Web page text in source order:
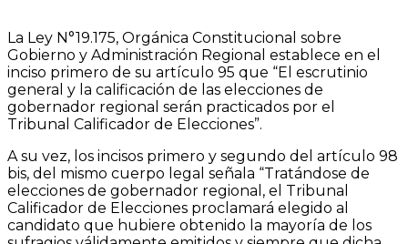
La Ley N°19.175, Orgánica Constitucional sobre
Gobierno y Administración Regional establece en el
inciso primero de su artículo 95 que “El escrutinio
general y la calificación de las elecciones de
gobernador regional serán practicados por el
Tribunal Calificador de Elecciones”.
A su vez, los incisos primero y segundo del artículo 98
bis, del mismo cuerpo legal señala “Tratándose de
elecciones de gobernador regional, el Tribunal
Calificador de Elecciones proclamará elegido al
candidato que hubiere obtenido la mayoría de los